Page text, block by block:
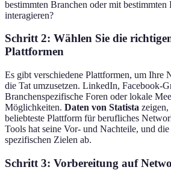
bestimmten Branchen oder mit bestimmten
interagieren?
Schritt 2: Wählen Sie die
Plattformen
Es gibt verschiedene Plattformen, um Ihre
die Tat umzusetzen. LinkedIn, Facebook-
Branchenspezifische Foren oder lokale
Möglichkeiten. Daten von Statista
beliebteste Plattform für berufliches
Tools hat seine Vor- und Nachteile, und
spezifischen Zielen ab.
Schritt 3: Vorbereitung auf